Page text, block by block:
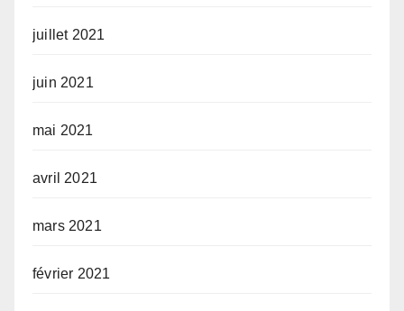
juillet 2021
juin 2021
mai 2021
avril 2021
mars 2021
février 2021